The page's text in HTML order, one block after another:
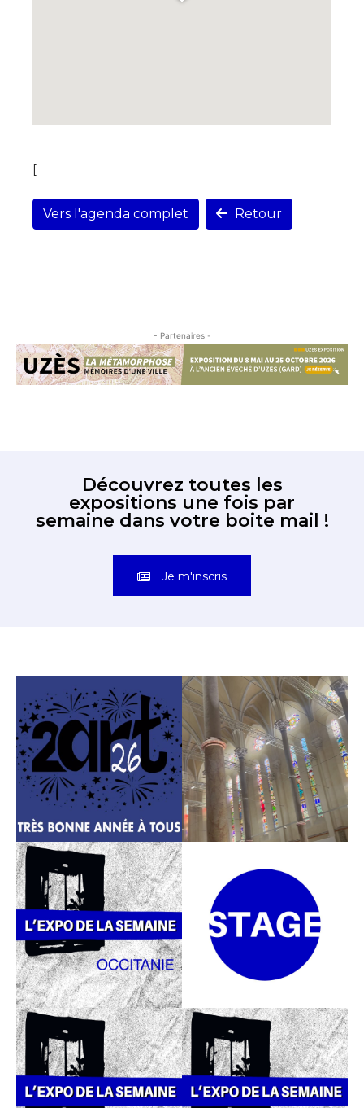
[
Vers l'agenda complet Retour
- Partenaires -
Découvrez toutes les
expositions une fois par
semaine dans votre boite mail !
Je m'inscris